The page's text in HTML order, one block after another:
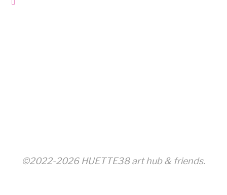
©2022-2026 HUETTE38 art hub & friends.